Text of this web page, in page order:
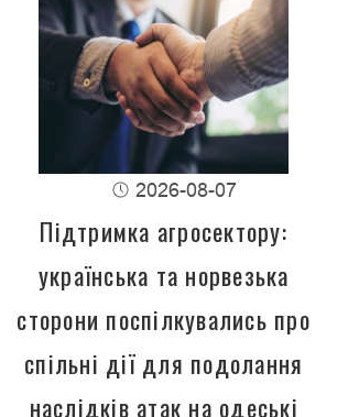
2026-08-07
Підтримка агросектору:
українська та норвезька
сторони поспілкувались про
спільні дії для подолання
наслідків атак на одеські